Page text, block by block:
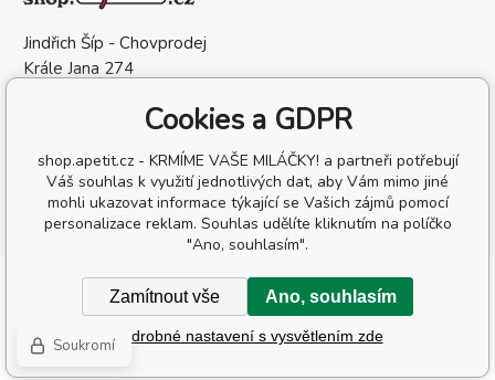
Jindřich Šíp - Chovprodej
Krále Jana 274
Česká Republika
DIČ: CZ6905302162
Copyright © 2026 Jindřich Šíp - Chovprodej
Všechna práva vyhrazena.
Tvorba a pronájem eshopů BINARGON.cz-Mapa stránek
Cookies a GDPR
shop.apetit.cz - KRMÍME VAŠE MILÁČKY! a partneři potřebují
Váš souhlas k využití jednotlivých dat, aby Vám mimo jiné
mohli ukazovat informace týkající se Vašich zájmů pomocí
personalizace reklam. Souhlas udělíte kliknutím na políčko
"Ano, souhlasím".
Zamítnout vše Ano, souhlasím
Podrobné nastavení s vysvětlením zde
Soukromí